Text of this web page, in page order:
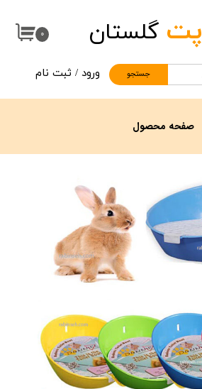
۰
جستجو
پت گلستان
ورود / ثبت نام
صفحه محصول